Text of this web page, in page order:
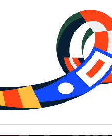
Стас Михайлов
27.08.2026 19:00
Светлогорск,